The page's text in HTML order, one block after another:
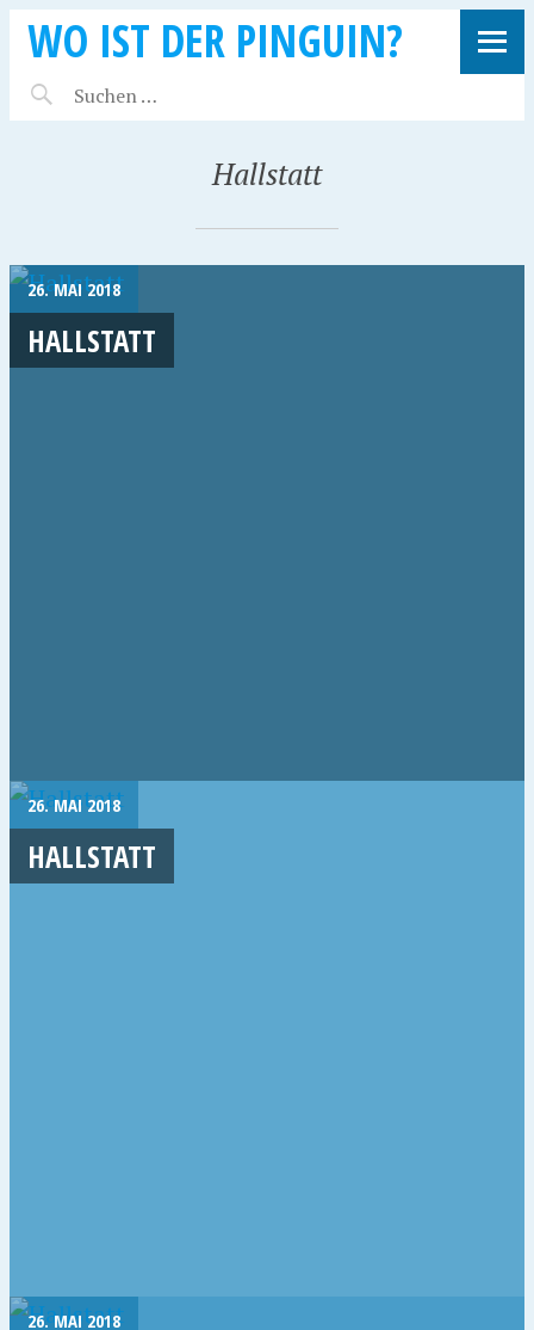
WO IST DER PINGUIN?
Hallstatt
26. MAI 2018
HALLSTATT
26. MAI 2018
HALLSTATT
26. MAI 2018